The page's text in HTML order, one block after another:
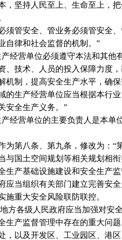
，坚持人民至上、生命至上，
须管安全、管业务必须管安全
自律和社会监督的机制。”
经营单位必须遵守本法和其
、技术、人员的投入保障力度
机制，提高安全生产水平，确
的生产经营单位应当根据本行
安全生产义务。”
经营单位的主要负责人是本
为第八条、第九条，修改为：
与国土空间规划等相关规划相
生产基础设施建设和安全生产
应当组织有关部门建立完善安
施重大安全风险联防联控。
方各级人民政府应当加强对安
生产监督管理中存在的重大问
，以及开发区、工业园区、港